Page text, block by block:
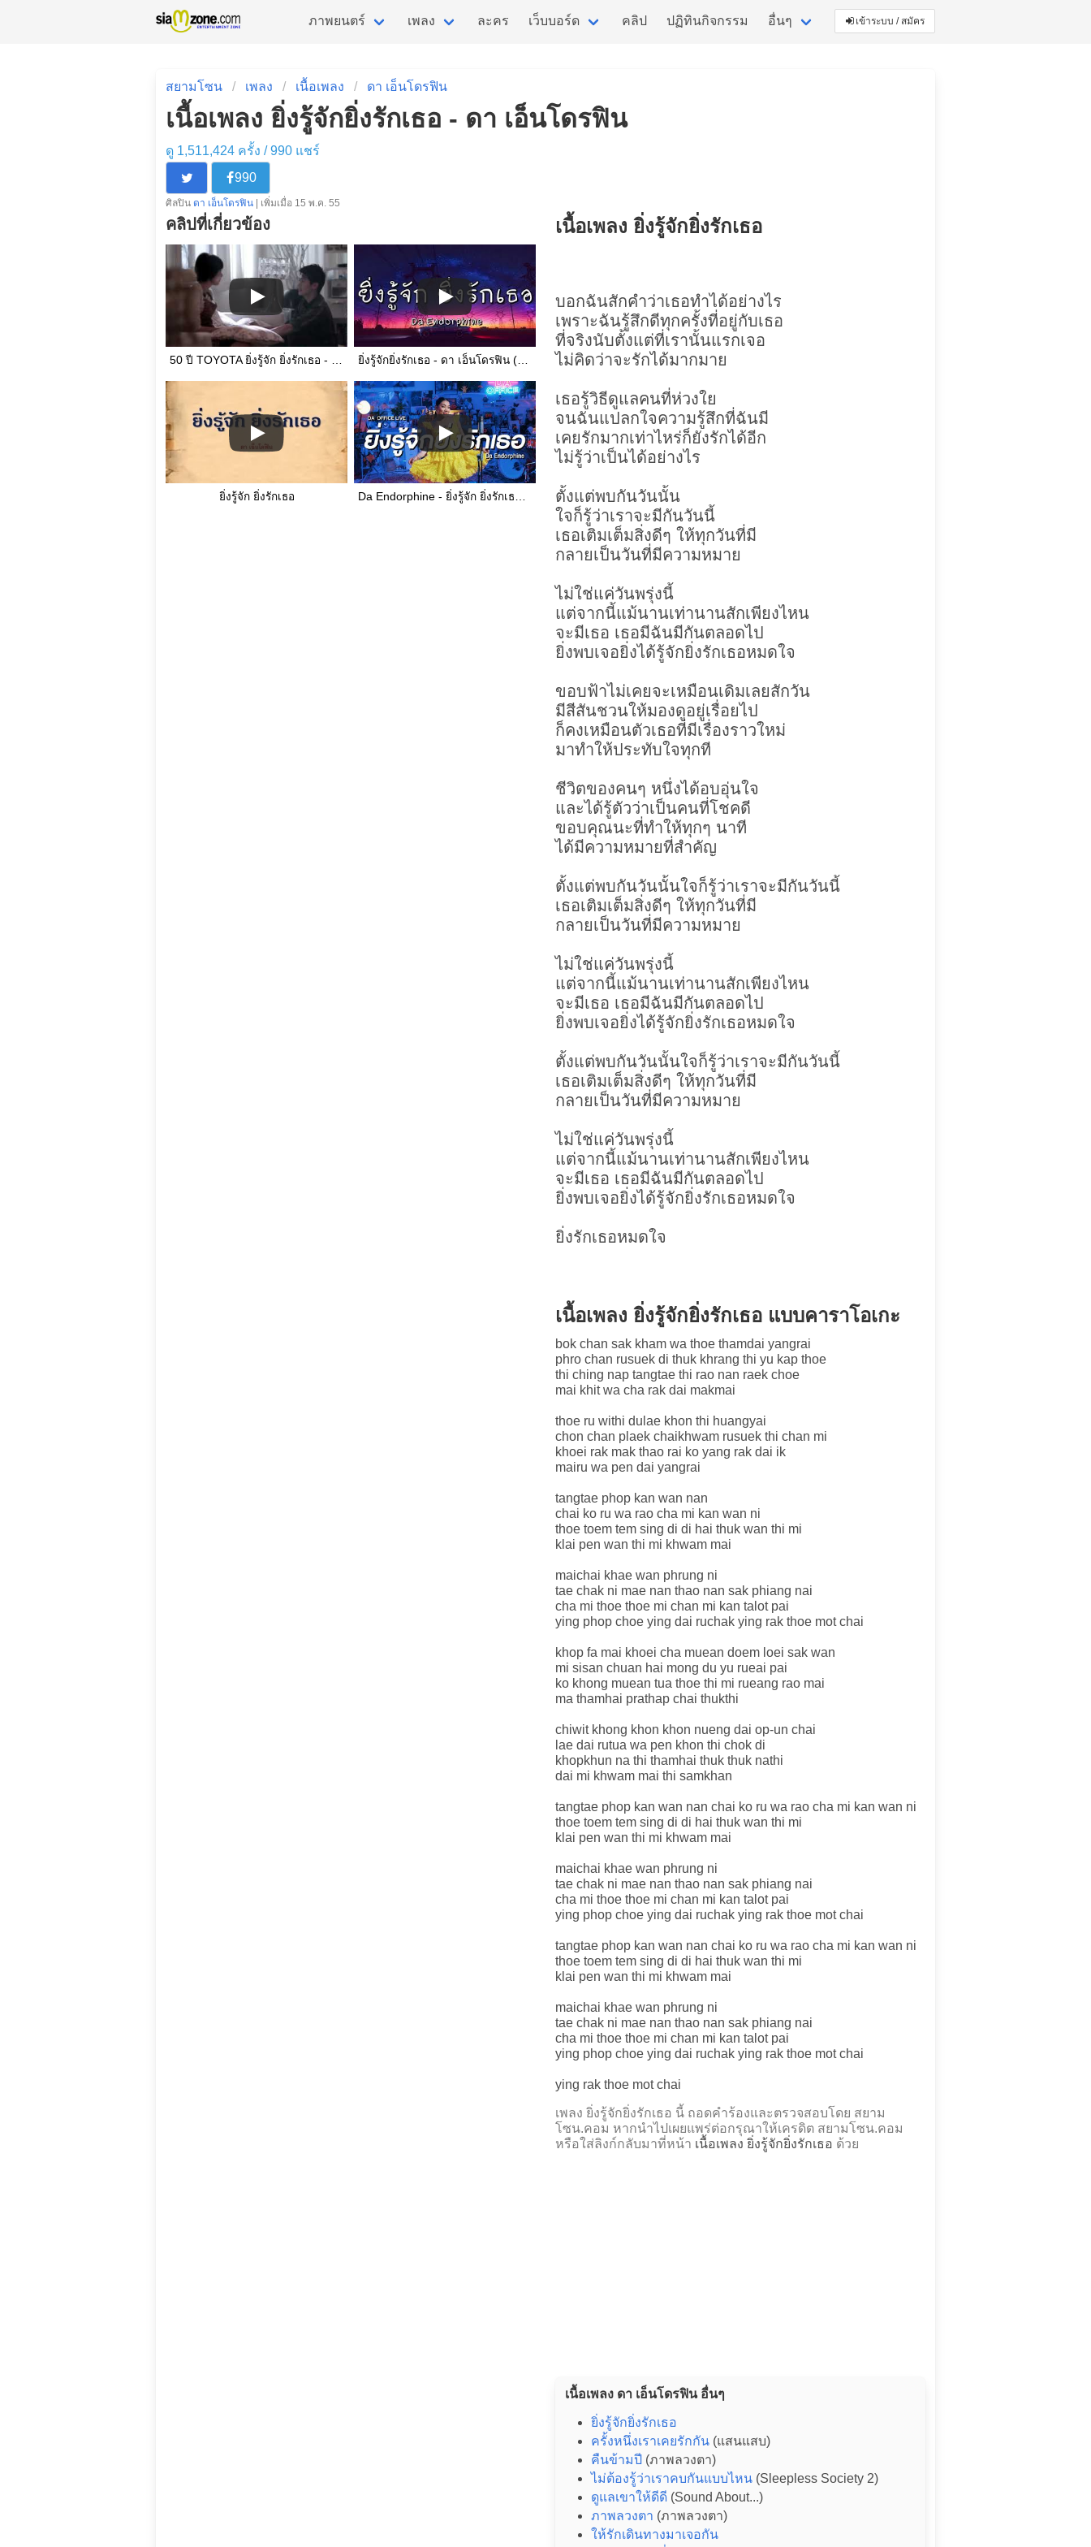
ภาพยนตร์ เพลง ละคร เว็บบอร์ด คลิป ปฏิทินกิจกรรม อื่นๆ เข้าระบบ / สมัคร
สยามโซน เพลง เนื้อเพลง ดา เอ็นโดรฟิน
เนื้อเพลง ยิ่งรู้จักยิ่งรักเธอ - ดา เอ็นโดรฟิน
ดู 1,511,424 ครั้ง /990 แชร์
990
ศิลปิน ดา เอ็นโดรฟิน | เพิ่มเมื่อ 15 พ.ค. 55
คลิปที่เกี่ยวข้อง
50 ปี TOYOTA ยิ่งรู้จัก ยิ่งรักเธอ - ดา เอ็นโดรฟิน [Official MV] ยิ่งรู้จักยิ่งรักเธอ - ดา เอ็นโดรฟิน (เนื้อเพลง)
ยิ่งรู้จัก ยิ่งรักเธอ Da Endorphine - ยิ่งรู้จัก ยิ่งรักเธอ (Da Office Live)
เนื้อเพลง ยิ่งรู้จักยิ่งรักเธอ
บอกฉันสักคำว่าเธอทำได้อย่างไร
เพราะฉันรู้สึกดีทุกครั้งที่อยู่กับเธอ
ที่จริงนับตั้งแต่ที่เรานั้นแรกเจอ
ไม่คิดว่าจะรักได้มากมาย
เธอรู้วิธีดูแลคนที่ห่วงใย
จนฉันแปลกใจความรู้สึกที่ฉันมี
เคยรักมากเท่าไหร่ก็ยังรักได้อีก
ไม่รู้ว่าเป็นได้อย่างไร
ตั้งแต่พบกันวันนั้น
ใจก็รู้ว่าเราจะมีกันวันนี้
เธอเติมเต็มสิ่งดีๆ ให้ทุกวันที่มี
กลายเป็นวันที่มีความหมาย
ไม่ใช่แค่วันพรุ่งนี้
แต่จากนี้แม้นานเท่านานสักเพียงไหน
จะมีเธอ เธอมีฉันมีกันตลอดไป
ยิ่งพบเจอยิ่งได้รู้จักยิ่งรักเธอหมดใจ
ขอบฟ้าไม่เคยจะเหมือนเดิมเลยสักวัน
มีสีสันชวนให้มองดูอยู่เรื่อยไป
ก็คงเหมือนตัวเธอที่มีเรื่องราวใหม่
มาทำให้ประทับใจทุกที
ชีวิตของคนๆ หนึ่งได้อบอุ่นใจ
และได้รู้ตัวว่าเป็นคนที่โชคดี
ขอบคุณนะที่ทำให้ทุกๆ นาที
ได้มีความหมายที่สำคัญ
ตั้งแต่พบกันวันนั้นใจก็รู้ว่าเราจะมีกันวันนี้
เธอเติมเต็มสิ่งดีๆ ให้ทุกวันที่มี
กลายเป็นวันที่มีความหมาย
ไม่ใช่แค่วันพรุ่งนี้
แต่จากนี้แม้นานเท่านานสักเพียงไหน
จะมีเธอ เธอมีฉันมีกันตลอดไป
ยิ่งพบเจอยิ่งได้รู้จักยิ่งรักเธอหมดใจ
ตั้งแต่พบกันวันนั้นใจก็รู้ว่าเราจะมีกันวันนี้
เธอเติมเต็มสิ่งดีๆ ให้ทุกวันที่มี
กลายเป็นวันที่มีความหมาย
ไม่ใช่แค่วันพรุ่งนี้
แต่จากนี้แม้นานเท่านานสักเพียงไหน
จะมีเธอ เธอมีฉันมีกันตลอดไป
ยิ่งพบเจอยิ่งได้รู้จักยิ่งรักเธอหมดใจ
ยิ่งรักเธอหมดใจ
เนื้อเพลง ยิ่งรู้จักยิ่งรักเธอ แบบคาราโอเกะ
bok chan sak kham wa thoe thamdai yangrai
phro chan rusuek di thuk khrang thi yu kap thoe
thi ching nap tangtae thi rao nan raek choe
mai khit wa cha rak dai makmai
thoe ru withi dulae khon thi huangyai
chon chan plaek chaikhwam rusuek thi chan mi
khoei rak mak thao rai ko yang rak dai ik
mairu wa pen dai yangrai
tangtae phop kan wan nan
chai ko ru wa rao cha mi kan wan ni
thoe toem tem sing di di hai thuk wan thi mi
klai pen wan thi mi khwam mai
maichai khae wan phrung ni
tae chak ni mae nan thao nan sak phiang nai
cha mi thoe thoe mi chan mi kan talot pai
ying phop choe ying dai ruchak ying rak thoe mot chai
khop fa mai khoei cha muean doem loei sak wan
mi sisan chuan hai mong du yu rueai pai
ko khong muean tua thoe thi mi rueang rao mai
ma thamhai prathap chai thukthi
chiwit khong khon khon nueng dai op-un chai
lae dai rutua wa pen khon thi chok di
khopkhun na thi thamhai thuk thuk nathi
dai mi khwam mai thi samkhan
tangtae phop kan wan nan chai ko ru wa rao cha mi kan wan ni
thoe toem tem sing di di hai thuk wan thi mi
klai pen wan thi mi khwam mai
maichai khae wan phrung ni
tae chak ni mae nan thao nan sak phiang nai
cha mi thoe thoe mi chan mi kan talot pai
ying phop choe ying dai ruchak ying rak thoe mot chai
tangtae phop kan wan nan chai ko ru wa rao cha mi kan wan ni
thoe toem tem sing di di hai thuk wan thi mi
klai pen wan thi mi khwam mai
maichai khae wan phrung ni
tae chak ni mae nan thao nan sak phiang nai
cha mi thoe thoe mi chan mi kan talot pai
ying phop choe ying dai ruchak ying rak thoe mot chai
ying rak thoe mot chai
เพลง ยิ่งรู้จักยิ่งรักเธอ นี้ ถอดคำร้องและตรวจสอบโดย สยาม
โซน.คอม หากนำไปเผยแพร่ต่อกรุณาให้เครดิต สยามโซน.คอม
หรือใส่ลิงก์กลับมาที่หน้า เนื้อเพลง ยิ่งรู้จักยิ่งรักเธอ ด้วย
เนื้อเพลง ดา เอ็นโดรฟิน อื่นๆ
ยิ่งรู้จักยิ่งรักเธอ
ครั้งหนึ่งเราเคยรักกัน (แสนแสบ)
คืนข้ามปี (ภาพลวงตา)
ไม่ต้องรู้ว่าเราคบกันแบบไหน (Sleepless Society 2)
ดูแลเขาให้ดีดี (Sound About...)
ภาพลวงตา (ภาพลวงตา)
ให้รักเดินทางมาเจอกัน